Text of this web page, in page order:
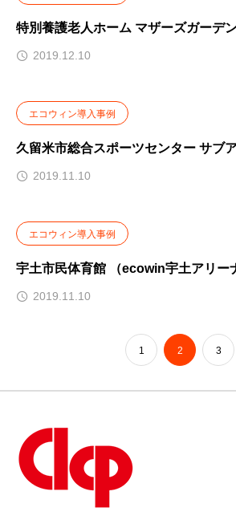
特別養護老人ホーム マザーズガーデ
2019.12.10
エコウィン導入事例
久留米市総合スポーツセンター サブ
2019.11.10
エコウィン導入事例
宇土市民体育館 （ecowin宇土アリー
2019.11.10
1 2 3